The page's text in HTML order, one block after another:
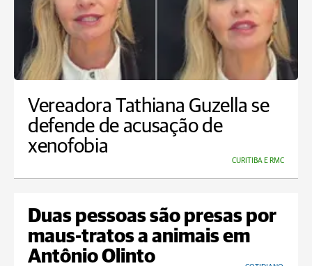
Vereadora Tathiana Guzella se
defende de acusação de
xenofobia
CURITIBA E RMC
Duas pessoas são presas por
maus-tratos a animais em
Antônio Olinto